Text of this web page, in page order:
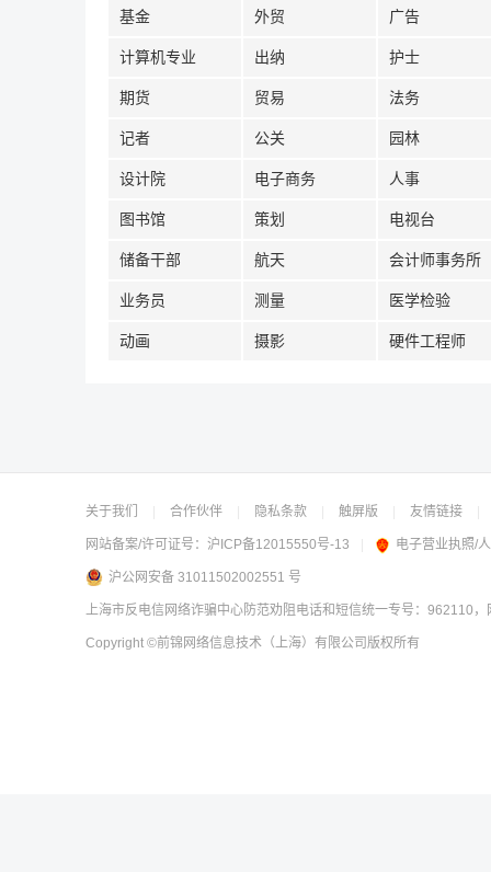
基金 外贸 广告
计算机专业 出纳 护士
期货 贸易 法务
记者 公关 园林
设计院 电子商务 人事
图书馆 策划 电视台
储备干部 航天 会计师事务所
业务员 测量 医学检验
动画 摄影 硬件工程师
关于我们 合作伙伴 隐私条款 触屏版 友情链接
网站备案/许可证号： 沪ICP备12015550号-13 电子营业执照/
沪公网安备 31011502002551 号
上海市反电信网络诈骗中心防范劝阻电话和短信统一专号：962110
Copyright ©前锦网络信息技术（上海）有限公司 版权所有